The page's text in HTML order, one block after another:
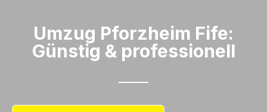
Umzug Pforzheim​ Fife:
Günstig & professionell​